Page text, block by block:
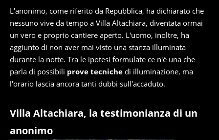
L'anonimo, come riferito da Repubblica, ha dichiarato che
nessuno vive da tempo a Villa Altachiara, diventata ormai
un vero e proprio cantiere aperto. L'uomo, inoltre, ha
aggiunto di non aver mai visto una stanza illuminata
durante la notte. Tra le ipotesi formulate ce n'è una che
parla di possibili prove tecniche di illuminazione, ma
l'orario lascia ancora tanti dubbi sull'accaduto.
Villa Altachiara, la testimonianza di un
anonimo